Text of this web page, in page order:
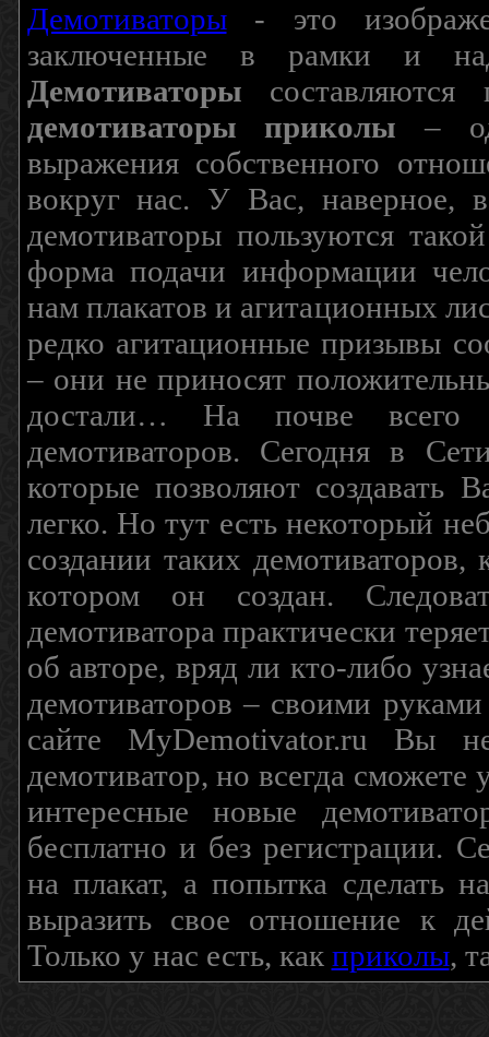
Демотиваторы- это
заключенные в рамки и
Демотиваторы составляются
демотиваторы приколы –
выражения собственного
вокруг нас. У Вас, наверное,
демотиваторы пользуются
форма подачи информации
нам плакатов и агитационных
редко агитационные призывы
– они не приносят
достали… На почве всего
демотиваторов. Сегодня в
которые позволяют создавать
легко. Но тут есть некоторый
создании таких
котором он создан.
демотиватора практически
об авторе, вряд ли кто-либо
демотиваторов – своими
сайте MyDemotivator.ru Вы
демотиватор, но всегда сможете
интересные новые
бесплатно и без регистрации.
на плакат, а попытка
выразить свое отношение к
Только у нас есть, как приколы,